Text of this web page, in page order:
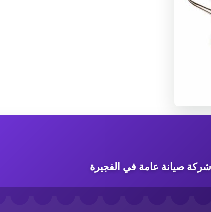
شركة صيانة عامة في الفجيرة